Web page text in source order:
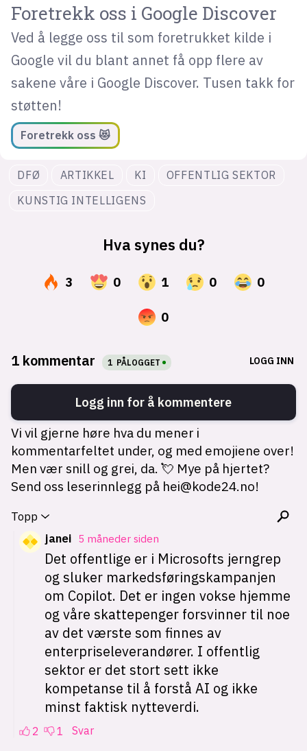
Foretrekk oss i Google Discover
Ved å legge oss til som foretrukket kilde i
Google vil du blant annet få opp flere av
sakene våre i Google Discover. Tusen takk for
støtten!
Foretrekk oss 😻
DFØ ARTIKKEL KI
OFFENTLIG SEKTOR
KUNSTIG INTELLIGENS